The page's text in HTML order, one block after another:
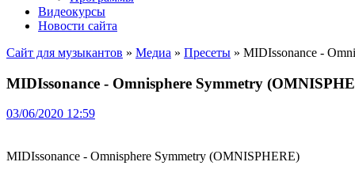
Видеокурсы
Новости сайта
Сайт для музыкантов » Медиа » Пресеты » MIDIssonance -
MIDIssonance - Omnisphere Symmetry
03/06/2020 12:59
MIDIssonance - Omnisphere Symmetry (OMNISPHERE)